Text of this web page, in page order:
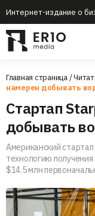
Интернет-издание о
Главная страница/
намерен добывать
Стартап
добывать
Американский
технологию
$14.5 млн